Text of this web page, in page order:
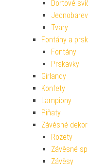
Dortové
Tvary
Fontány a
Fontány
Prskavky
Girlandy
Konfety
Lampiony
Piňaty
Závěsné
Rozety
Závěsné
Závěsy